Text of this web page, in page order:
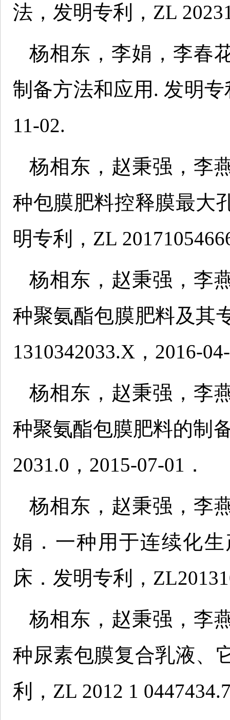
法，发明专利，ZL
杨相东，李娟，李春
制备方法和应用. 发明专
11-02.
杨相东，赵秉强，李
种包膜肥料控释膜最大
明专利，ZL
杨相东，赵秉强，李
种聚氨酯包膜肥料及其
1310342033.X，2016-
杨相东，赵秉强，李
种聚氨酯包膜肥料的制
2031.0，2015-07-01．
杨相东，赵秉强，李
娟．一种用于连续化
床．发明专利，
杨相东，赵秉强，李
种尿素包膜复合乳液、
利，ZL 2012 1